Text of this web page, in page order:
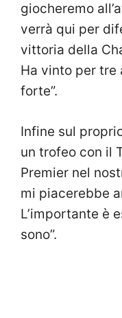
giocheremo
verrà qui per
vittoria della
Ha vinto per tre
forte”.
Infine sul
un trofeo con il
Premier nel
mi piacerebbe
L’importante è
sono”.